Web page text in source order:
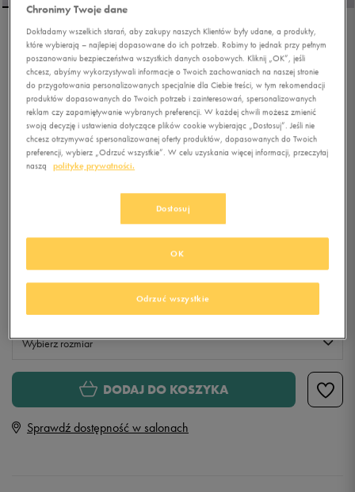
NIKE FULL FORCE
5.0 (5 )
229,99zł-10% (cena bezpośrednio przed promocją)
224,99zł -8%(najniższa cena z 30 dni przed obniżką)
206,99złz Vat
Wybierz rozmiar
Rozmiary EU
20 cm
DODAJ DO KOSZYKA
Sprawdź dostępność w salonach
Chronimy Twoje dane
Dokładamy wszelkich starań, aby zakupy naszych Klientów były udane, a produkty,
które wybierają – najlepiej dopasowane do ich potrzeb. Robimy to jednak przy pełnym
poszanowaniu bezpieczeństwa wszystkich danych osobowych. Kliknij „OK”, jeśli
chcesz, abyśmy wykorzystywali informacje o Twoich zachowaniach na naszej stronie
do przygotowania personalizowanych specjalnie dla Ciebie treści, w tym rekomendacji
produktów dopasowanych do Twoich potrzeb i zainteresowań, spersonalizowanych
reklam czy zapamiętywanie wybranych preferencji. W każdej chwili możesz zmienić
swoją decyzję i ustawienia dotyczące plików cookie wybierając „Dostosuj”. Jeśli nie
chcesz otrzymywać spersonalizowanej oferty produktów, dopasowanych do Twoich
preferencji, wybierz „Odrzuć wszystkie”. W celu uzyskania więcej informacji, przeczytaj
naszą
politykę prywatności.
Dostosuj
Odrzuć wszystkie
OK